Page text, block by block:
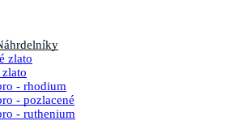
zlato
- rhodium
- pozlacené
- ruthenium